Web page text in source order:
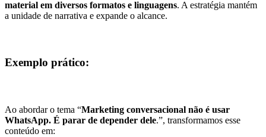
material em diversos formatos e linguagens. A estratégia mantém
a unidade de narrativa e expande o alcance.
Exemplo prático:
Ao abordar o tema “Marketing conversacional não é usar
WhatsApp. É parar de depender dele.”, transformamos esse
conteúdo em: